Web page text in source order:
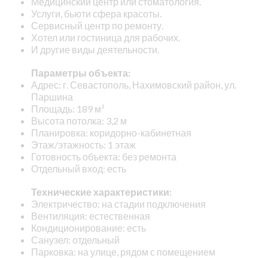
Услуги, бьюти сфера красоты.
Сервисный центр по ремонту.
Хотел или гостиница для рабочих.
И другие виды деятельности.
Параметры объекта:
Адрес: г. Севастополь, Нахимовский район, ул.
Паршина
Площадь: 189 м²
Высота потолка: 3,2 м
Планировка: коридорно-кабинетная
Этаж/этажность: 1 этаж
Готовность объекта: без ремонта
Отдельный вход: есть
Технические характеристики:
Электричество: на стадии подключения
Вентиляция: естественная
Кондиционирование: есть
Санузел: отдельный
Парковка: на улице, рядом с помещением